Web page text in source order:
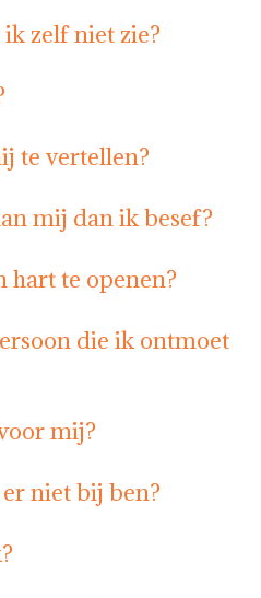
zelf niet zie?
te vertellen?
mij dan ik besef?
te openen?
die ik ontmoet
mij?
niet bij ben?